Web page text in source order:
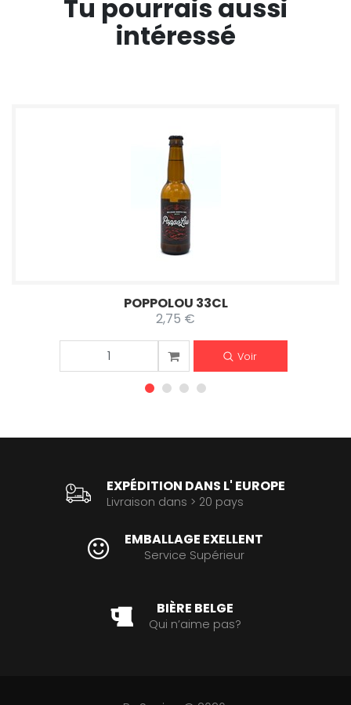
Tu pourrais aussi
intéressé
POPPOLOU 33CL
2,75 €
Voir
EXPÉDITION DANS L' EUROPE
Livraison dans > 20 pays
EMBALLAGE EXELLENT
Service Supérieur
BIÈRE BELGE
Qui n’aime pas?